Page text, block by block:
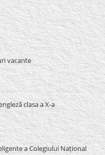
vacante
clasa a X-a
a Colegiului Național